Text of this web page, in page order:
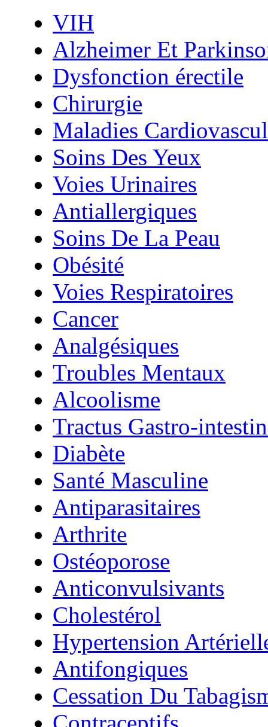
VIH
Alzheimer Et
Dysfonction érectile
Chirurgie
Maladies
Soins Des Yeux
Voies Urinaires
Antiallergiques
Soins De La Peau
Obésité
Voies Respiratoires
Cancer
Analgésiques
Troubles Mentaux
Alcoolisme
Tractus Gastro-
Diabète
Santé Masculine
Antiparasitaires
Arthrite
Ostéoporose
Anticonvulsivants
Cholestérol
Hypertension
Antifongiques
Cessation Du